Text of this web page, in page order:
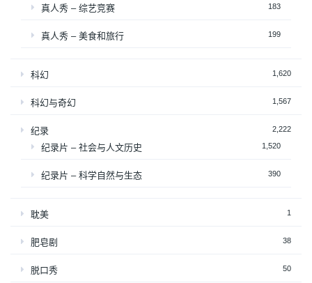
真人秀 – 综艺竞赛 183
真人秀 – 美食和旅行 199
科幻 1,620
科幻与奇幻 1,567
纪录 2,222
纪录片 – 社会与人文历史 1,520
纪录片 – 科学自然与生态 390
耽美 1
肥皂剧 38
脱口秀 50